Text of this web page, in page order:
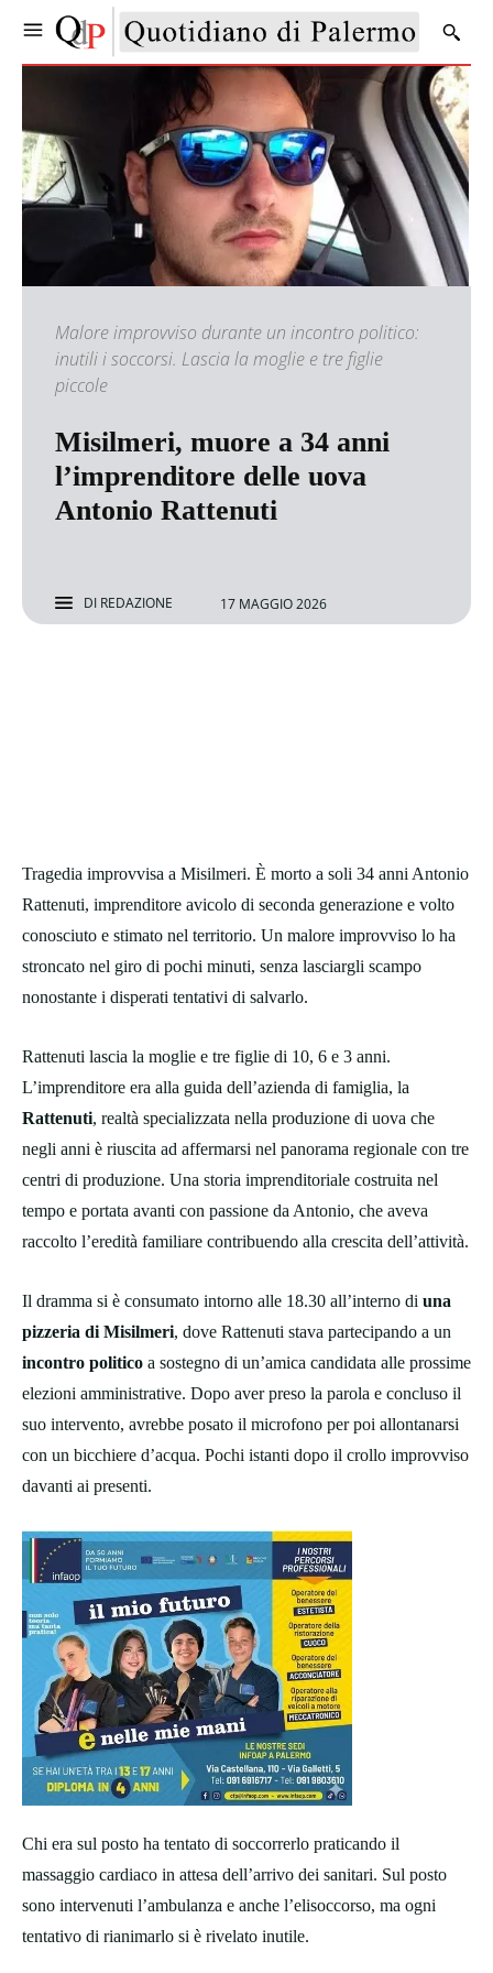
Malore improvviso durante un incontro politico:
inutili i soccorsi. Lascia la moglie e tre figlie
piccole
Misilmeri, muore a 34 anni
l’imprenditore delle uova
Antonio Rattenuti
DI REDAZIONE 17 MAGGIO 2026
Tragedia improvvisa a Misilmeri. È morto a soli 34 anni Antonio
Rattenuti, imprenditore avicolo di seconda generazione e volto
conosciuto e stimato nel territorio. Un malore improvviso lo ha
stroncato nel giro di pochi minuti, senza lasciargli scampo
nonostante i disperati tentativi di salvarlo.
Rattenuti lascia la moglie e tre figlie di 10, 6 e 3 anni.
L’imprenditore era alla guida dell’azienda di famiglia, la
Rattenuti, realtà specializzata nella produzione di uova che
negli anni è riuscita ad affermarsi nel panorama regionale con tre
centri di produzione. Una storia imprenditoriale costruita nel
tempo e portata avanti con passione da Antonio, che aveva
raccolto l’eredità familiare contribuendo alla crescita dell’attività.
Il dramma si è consumato intorno alle 18.30 all’interno di una
pizzeria di Misilmeri, dove Rattenuti stava partecipando a un
incontro politico a sostegno di un’amica candidata alle prossime
elezioni amministrative. Dopo aver preso la parola e concluso il
suo intervento, avrebbe posato il microfono per poi allontanarsi
con un bicchiere d’acqua. Pochi istanti dopo il crollo improvviso
davanti ai presenti.
Chi era sul posto ha tentato di soccorrerlo praticando il
massaggio cardiaco in attesa dell’arrivo dei sanitari. Sul posto
sono intervenuti l’ambulanza e anche l’elisoccorso, ma ogni
tentativo di rianimarlo si è rivelato inutile.